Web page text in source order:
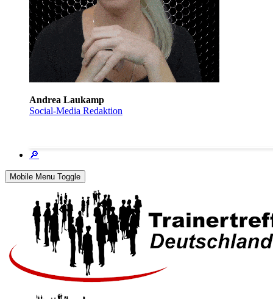
Andrea Laukamp
Social-Media Redaktion
🔎
Mobile Menu Toggle